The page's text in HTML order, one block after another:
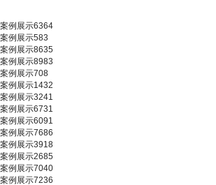
案例展示6364
案例展示583
案例展示8635
案例展示8983
案例展示708
案例展示1432
案例展示3241
案例展示6731
案例展示6091
案例展示7686
案例展示3918
案例展示2685
案例展示7040
案例展示7236